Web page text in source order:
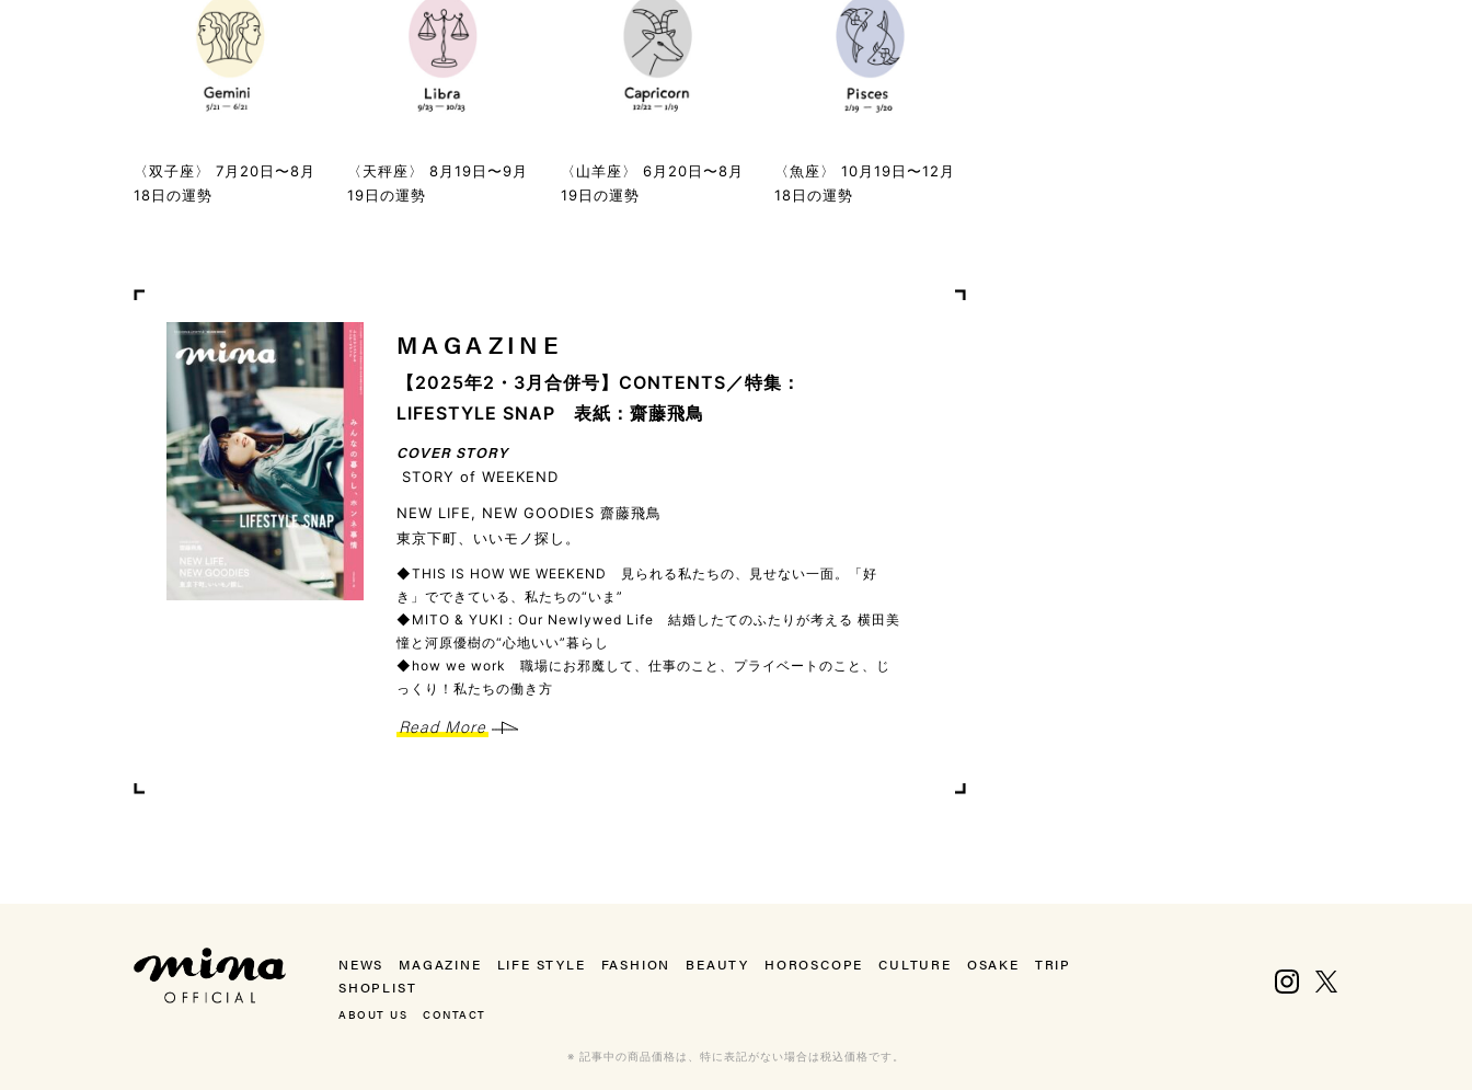
〈双子座〉 7月20日〜8月
18日の運勢
〈天秤座〉 8月19日〜9月
19日の運勢
〈山羊座〉 6月20日〜8月
19日の運勢
〈魚座〉 10月19日〜12月
18日の運勢
MAGAZINE
【2025年2・3月合併号】CONTENTS／特集：
LIFESTYLE SNAP 表紙：齋藤飛鳥
COVER STORY
STORY of WEEKEND
NEW LIFE, NEW GOODIES 齋藤飛鳥
東京下町、いいモノ探し。
◆THIS IS HOW WE WEEKEND 見られる私たちの、見せない一面。「好
き」でできている、私たちの“いま”
◆MITO & YUKI：Our Newlywed Life 結婚したてのふたりが考える 横田美
憧と河原優樹の“心地いい”暮らし
◆how we work 職場にお邪魔して、仕事のこと、プライベートのこと、じ
っくり！私たちの働き方
Read More
NEWS MAGAZINE LIFE STYLE FASHION BEAUTY HOROSCOPE CULTURE OSAKE
TRIP
SHOPLIST
ABOUT US CONTACT
Instagram
※ 記事中の商品価格は、特に表記がない場合は税込価格です。